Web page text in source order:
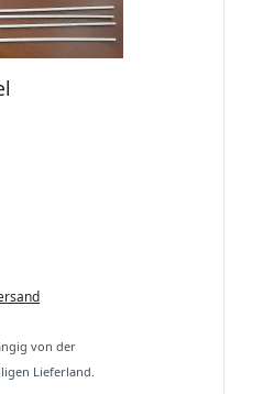
von der
Lieferland.